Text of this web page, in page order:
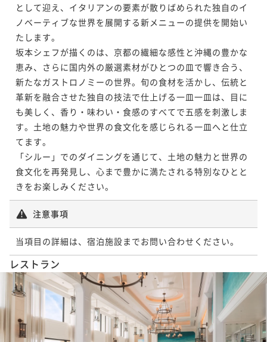
として迎え、イタリアンの要素が散りばめられた独自のイ
ノベーティブな世界を展開する新メニューの提供を開始い
たします。
坂本シェフが描くのは、京都の繊細な感性と沖縄の豊かな
恵み、さらに国内外の厳選素材がひとつの皿で響き合う、
新たなガストロノミーの世界。旬の食材を活かし、伝統と
革新を融合させた独自の技法で仕上げる一皿一皿は、目に
も美しく、香り・味わい・食感のすべてで五感を刺激しま
す。土地の魅力や世界の食文化を感じられる一皿へと仕立
てます。
「シルー」でのダイニングを通じて、土地の魅力と世界の
食文化を再発見し、心まで豊かに満たされる特別なひとと
きをお楽しみください。
注意事項
当項目の詳細は、宿泊施設までお問い合わせください。
レストラン